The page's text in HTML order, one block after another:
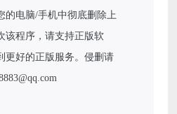
的电脑/手机中彻底删除上
该程序，请支持正版软
更好的正版服务。侵删请